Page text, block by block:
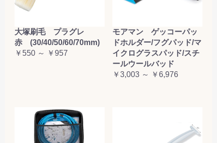
大塚刷毛 プラグレ
赤 (30/40/50/60/70mm)
￥550 ～ ￥957
モアマン ゲッコーパッ
ドホルダー/フグパッド/マ
イクログラスパッド/スチ
ールウールバッド
￥3,003 ～ ￥6,976